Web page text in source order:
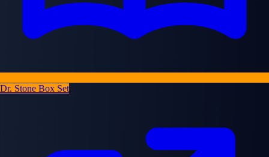
Dr. Stone Box Set